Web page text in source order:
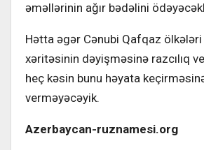
əməllərinin ağır bədəlini
Hətta əgər Cənubi Qafqaz
xəritəsinin dəyişməsinə razcılıq
heç kəsin bunu həyata
verməyəcəyik.
Azerbaycan-ruznamesi.org